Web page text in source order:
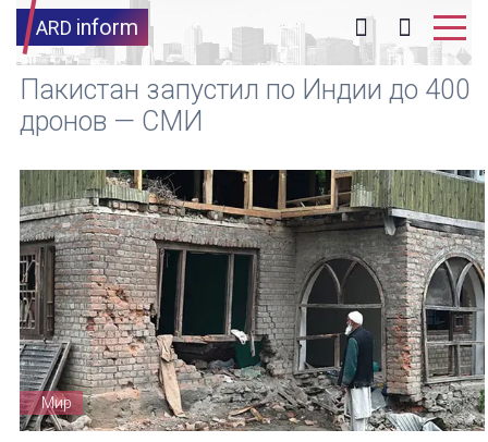
ARD inform
Пакистан запустил по Индии до 400
дронов — СМИ
Мир